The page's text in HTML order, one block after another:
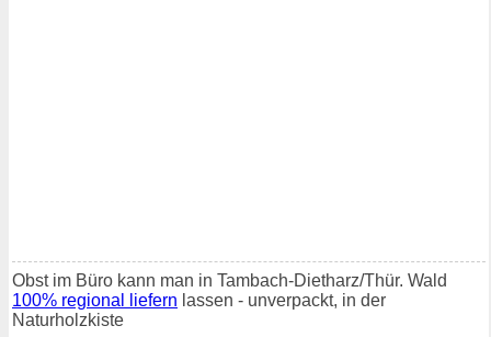
Obst im Büro kann man in Tambach-Dietharz/Thür. Wald
100% regional liefern lassen - unverpackt, in der
Naturholzkiste